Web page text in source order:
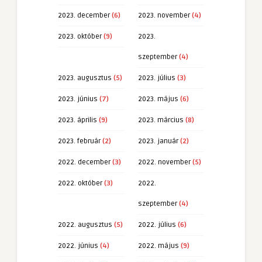
2023. december(6) 2023. november(4)
2023. október(9) 2023.
szeptember(4)
2023. augusztus (5) 2023. július (3)
2023. június (7) 2023. május (6)
2023. április (9) 2023. március (8)
2023. február(2) 2023. január(2)
2022. december(3) 2022. november(5)
2022. október(3) 2022.
szeptember(4)
2022. augusztus (5) 2022. július (6)
2022. június (4) 2022. május (9)